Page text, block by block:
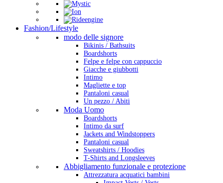
Fashion/Lifestyle
modo delle signore
Bikinis / Bathsuits
Boardshorts
Felpe e felpe con cappuccio
Giacche e giubbotti
Intimo
Magliette e top
Pantaloni casual
Un pezzo / Abiti
Moda Uomo
Boardshorts
Intimo da surf
Jackets and Windstoppers
Pantaloni casual
Sweatshirts / Hoodies
T-Shirts and Longsleeves
Abbigliamento funzionale e protezione
Attrezzatura acquatici bambini